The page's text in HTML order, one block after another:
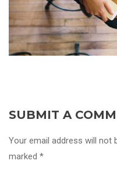
SUBMIT A
Your email address will not
marked *